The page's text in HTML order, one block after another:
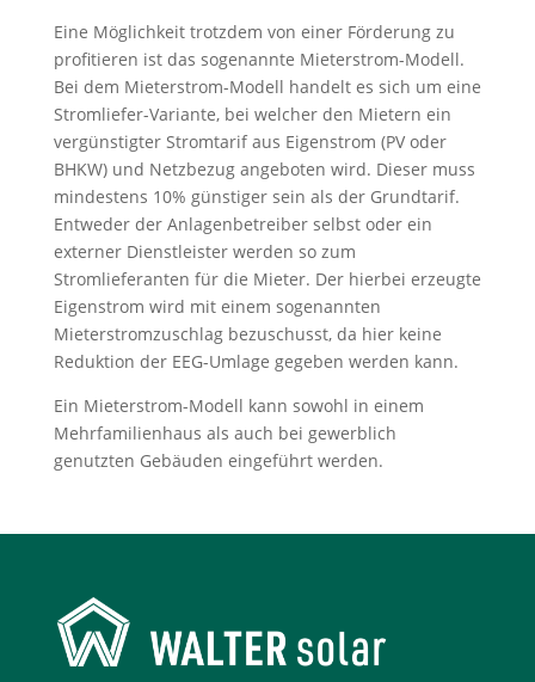
Eine Möglichkeit trotzdem von einer Förderung zu
profitieren ist das sogenannte Mieterstrom-Modell.
Bei dem Mieterstrom-Modell handelt es sich um eine
Stromliefer-Variante, bei welcher den Mietern ein
vergünstigter Stromtarif aus Eigenstrom (PV oder
BHKW) und Netzbezug angeboten wird. Dieser muss
mindestens 10% günstiger sein als der Grundtarif.
Entweder der Anlagenbetreiber selbst oder ein
externer Dienstleister werden so zum
Stromlieferanten für die Mieter. Der hierbei erzeugte
Eigenstrom wird mit einem sogenannten
Mieterstromzuschlag bezuschusst, da hier keine
Reduktion der EEG-Umlage gegeben werden kann.
Ein Mieterstrom-Modell kann sowohl in einem
Mehrfamilienhaus als auch bei gewerblich
genutzten Gebäuden eingeführt werden.